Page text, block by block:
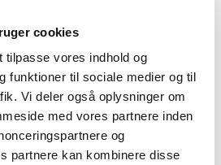
cookies
tilpasse vores indhold og
funktioner til sociale medier og til
Vi deler også oplysninger om
med vores partnere inden
og
partnere kan kombinere disse